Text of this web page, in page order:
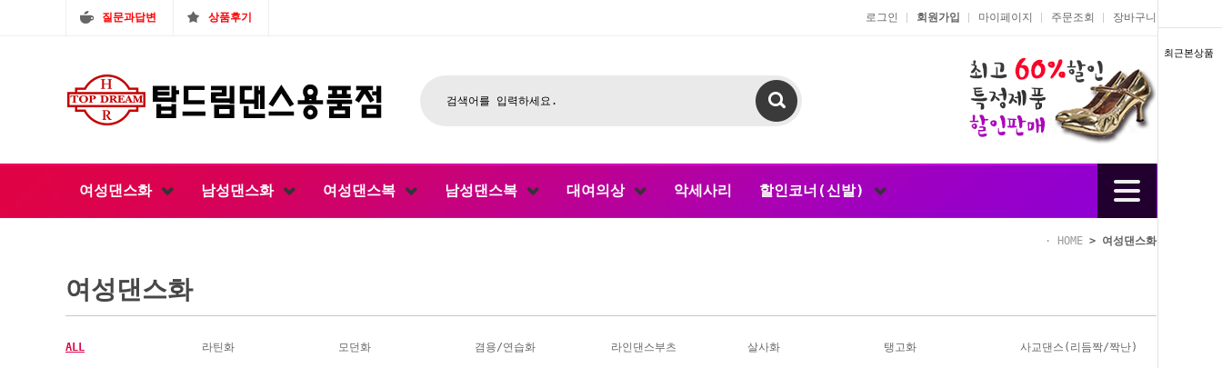
최근본상품
질문과답변 상품후기 로그인 회원가입 마이페이지 주문조회 장바구니
여성댄스화 남성댄스화 여성댄스복 남성댄스복 대여의상 악세사리 할인코너(신발)
HOME > 여성댄스화
여성댄스화
ALL 라틴화 모던화 겸용/연습화 라인댄스부츠 살사화 탱고화
사교댄스(리듬짝/짝난)